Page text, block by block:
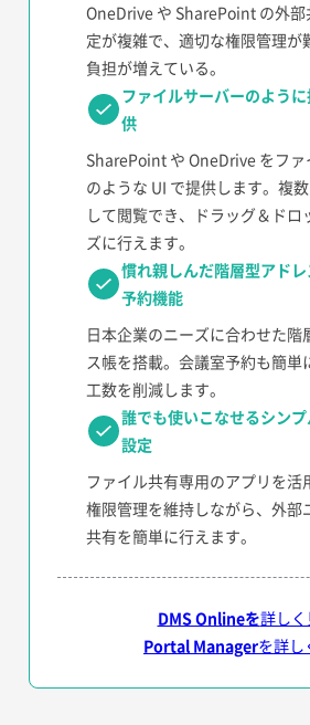
OneDrive や SharePoint の外
定が複雑で、適切な権限管理が
負担が増えている。
ファイルサーバーのよう
供
SharePoint や OneDrive をファ
のような UI で提供します。複
して閲覧でき、ドラッグ＆ドロ
ズに行えます。
慣れ親しんだ階層型アド
予約機能
日本企業のニーズに合わせた階
ス帳を搭載。会議室予約も簡単
工数を削減します。
誰でも使いこなせるシン
設定
ファイル共有専用のアプリを活
権限管理を維持しながら、外部
共有を簡単に行えます。
DMS Onlineを詳しく
Portal Managerを詳し